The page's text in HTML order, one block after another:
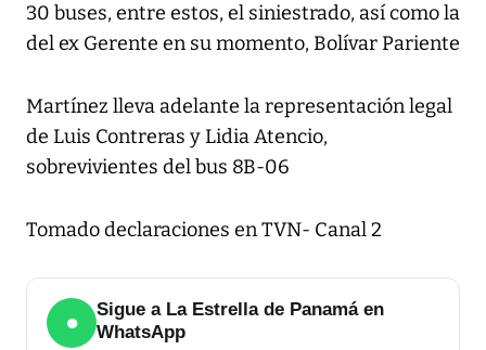
30 buses, entre estos, el siniestrado, así como la
del ex Gerente en su momento, Bolívar Pariente
Martínez lleva adelante la representación legal
de Luis Contreras y Lidia Atencio,
sobrevivientes del bus 8B-06
Tomado declaraciones en TVN- Canal 2
●
Sigue a La Estrella de Panamá en
WhatsApp